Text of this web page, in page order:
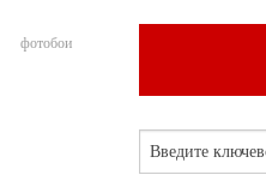
фотобои